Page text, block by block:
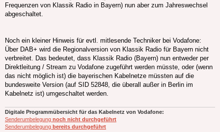
Frequenzen von Klassik Radio in Bayern) nun aber zum Jahreswechsel
abgeschaltet.
Noch ein kleiner Hinweis für evtl. mitlesende Techniker bei Vodafone:
Über DAB+ wird die Regionalversion von Klassik Radio für Bayern nicht
verbreitet. Das bedeutet, dass Klassik Radio (Bayern) nun entweder per
Direktleitung / Stream zu Vodafone zugeführt werden müsste, oder (wenn
das nicht möglich ist) die bayerischen Kabelnetze müssten auf die
bundesweite Version (auf SID 52848, die überall außer in Berlin im
Kabelnetz ist) umgeschaltet werden.
Digitale Programmübersicht für das Kabelnetz von Vodafone:
Senderumbelegung noch nicht durchgeführt
Senderumbelegung bereits durchgeführt